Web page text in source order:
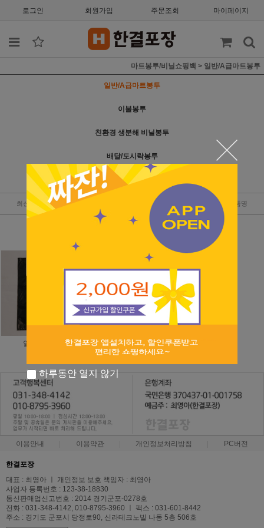
로그인 회원가입 주문조회 마이페이지
마트봉투/비닐쇼핑백 > 일반/A급마트봉투
일반/A급마트봉투
이불봉투
친환경 생분해 비닐봉투
배달/도시락봉투
비닐쇼핑백
최신순 낮은가격 상품명
일반마트봉투
A급마트봉투
3,000원
이용안내 이용약관 개인정보처리방침 PC버전
한결포장
대표 : 최영아 ㅣ 개인정보 보호 책임자 : 최영아
사업자 등록번호 : 123-38-18830
통신판매업신고번호 : 2014 경기군포-0278호
전화 : 031-348-4142, 010-8795-3960 ㅣ 팩스 : 031-601-8442
주소 : 경기도 군포시 당정로90, 신라테크노빌 나동 5층 506호
하루동안 열지 않기